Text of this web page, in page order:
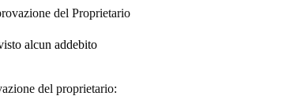
del Proprietario
alcun addebito
del proprietario: